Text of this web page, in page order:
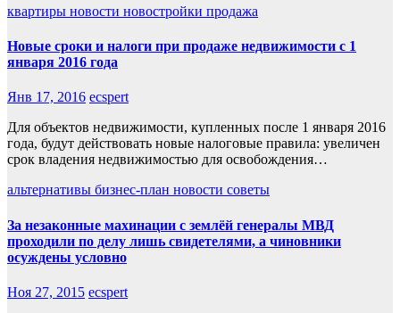
квартиры новости новостройки продажа
Новые сроки и налоги при продаже недвижимости с 1
января 2016 года
Янв 17, 2016 ecspert
Для объектов недвижимости, купленных после 1 января 2016
года, будут действовать новые налоговые правила: увеличен
срок владения недвижимостью для освобождения…
альтернативы бизнес-план новости советы
За незаконные махинации с землёй генералы МВД
проходили по делу лишь свидетелями, а чиновники
осуждены условно
Ноя 27, 2015 ecspert